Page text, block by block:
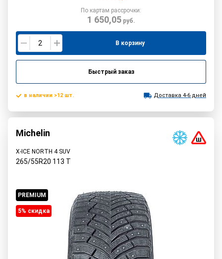
По картам рассрочки:
1 650,05руб.
В корзину
Быстрый заказ
в наличии >12 шт. Доставка 4-6 дней
Michelin
X-ICE NORTH 4 SUV
265/55R20 113 T
PREMIUM
5% cкидка